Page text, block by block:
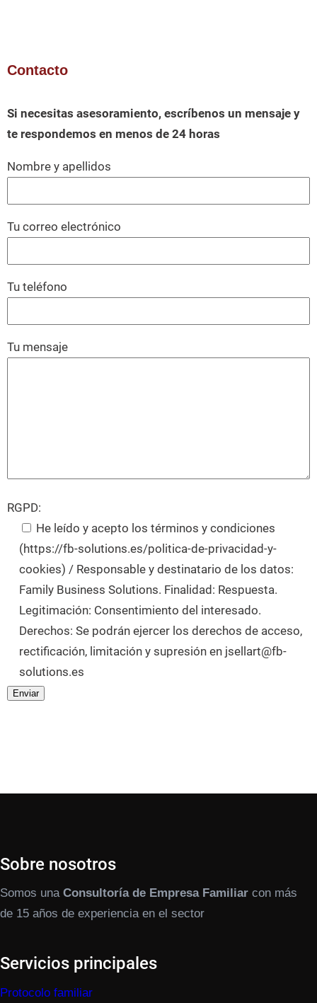
Contacto
Si necesitas asesoramiento, escríbenos un mensaje y
te respondemos en menos de 24 horas
Nombre y apellidos
Tu correo electrónico
Tu teléfono
Tu mensaje
RGPD:
He leído y acepto los términos y condiciones
(https://fb-solutions.es/politica-de-privacidad-y-
cookies) / Responsable y destinatario de los datos:
Family Business Solutions. Finalidad: Respuesta.
Legitimación: Consentimiento del interesado.
Derechos: Se podrán ejercer los derechos de acceso,
rectificación, limitación y supresión en jsellart@fb-
solutions.es
Sobre nosotros
Somos una Consultoría de Empresa Familiar con más
de 15 años de experiencia en el sector
Servicios principales
Protocolo familiar